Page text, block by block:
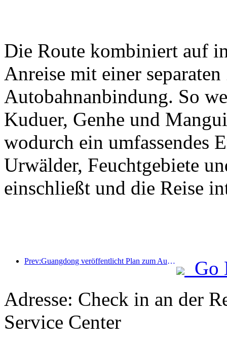
Die Route kombiniert auf
Anreise mit einer
Autobahnanbindung. So
Kuduer, Genhe und
wodurch ein umfassendes
Urwälder, Feuchtgebiete
einschließt und die Reise
Prev:Guangdong veröffentlicht Plan zum Ausbau der Kapazitäten im Dienstleistungssektor, um die Greater Bay Area zu einem erstklassigen Touristenziel zu entwickeln
Go
Adresse: Check in an der
Service Center